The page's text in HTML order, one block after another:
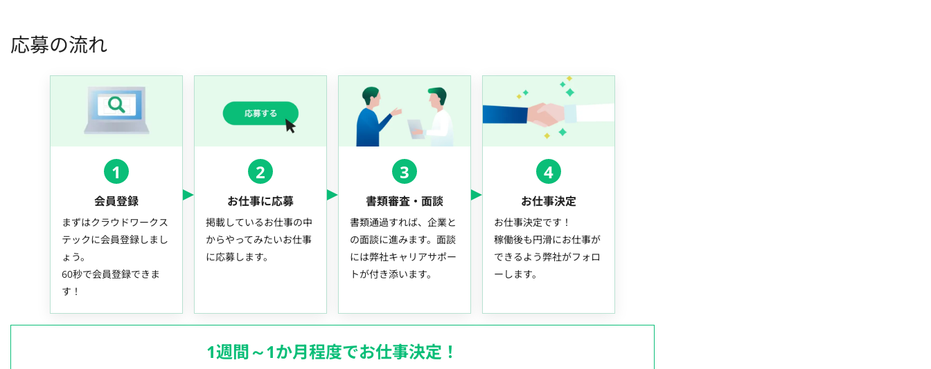
応募の流れ
1
会員登録
まずはクラウドワークス
テックに会員登録しまし
ょう。
60秒で会員登録できま
す！
2
お仕事に応募
掲載しているお仕事の中
からやってみたいお仕事
に応募します。
3
書類審査・面談
書類通過すれば、企業と
の面談に進みます。面談
には弊社キャリアサポー
トが付き添います。
4
お仕事決定
お仕事決定です！
稼働後も円滑にお仕事が
できるよう弊社がフォロ
ーします。
1週間～1か月程度でお仕事決定！